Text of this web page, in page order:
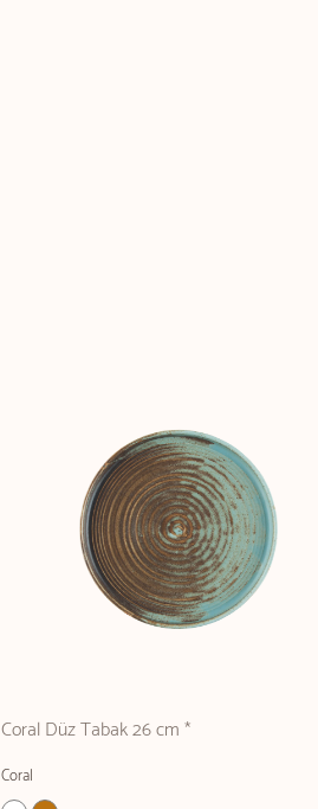
Coral Düz Tabak 26 cm *
Coral